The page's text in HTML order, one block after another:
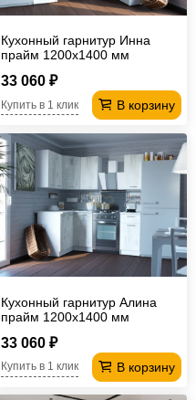
Кухонный гарнитур Инна
прайм 1200х1400 мм
33 060 ₽
В корзину
Купить в 1 клик
Кухонный гарнитур Алина
прайм 1200х1400 мм
33 060 ₽
В корзину
Купить в 1 клик